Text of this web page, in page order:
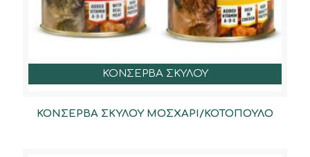
ΚΟΝΣΕΡΒΑ ΣΚΥΛΟΥ
ΚΟΝΣΕΡΒΑ ΣΚΥΛΟΥ ΜΟΣΧΑΡΙ/ΚΟΤΟΠΟΥΛΟ